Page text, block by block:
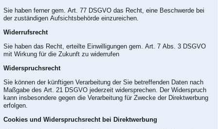
Sie haben ferner gem. Art. 77 DSGVO das Recht, eine Beschwerde bei
der zuständigen Aufsichtsbehörde einzureichen.
Widerrufsrecht
Sie haben das Recht, erteilte Einwilligungen gem. Art. 7 Abs. 3 DSGVO
mit Wirkung für die Zukunft zu widerrufen
Widerspruchsrecht
Sie können der künftigen Verarbeitung der Sie betreffenden Daten nach
Maßgabe des Art. 21 DSGVO jederzeit widersprechen. Der Widerspruch
kann insbesondere gegen die Verarbeitung für Zwecke der Direktwerbung
erfolgen.
Cookies und Widerspruchsrecht bei Direktwerbung